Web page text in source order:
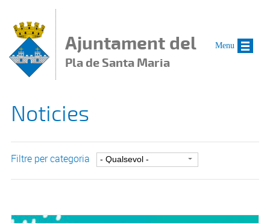
Ajuntament del
Pla de Santa Maria
Noticies
Filtre per categoria
Menu